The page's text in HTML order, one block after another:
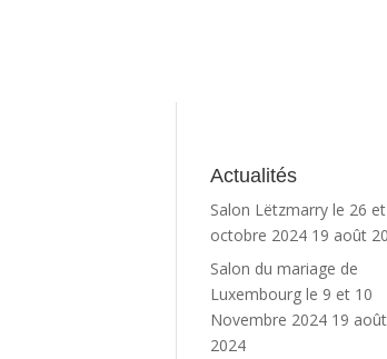
Actualités
Salon Lëtzmarry le 26
octobre 2024 19 août
Salon du mariage de
Luxembourg le 9 et 10
Novembre 2024 19 août
2024